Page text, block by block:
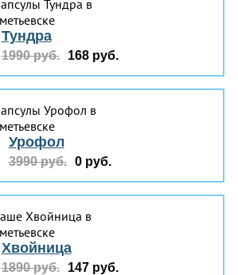
Тундра
1990 руб. 168 руб.
Урофол
3990 руб. 0 руб.
Хвойница
1890 руб. 147 руб.